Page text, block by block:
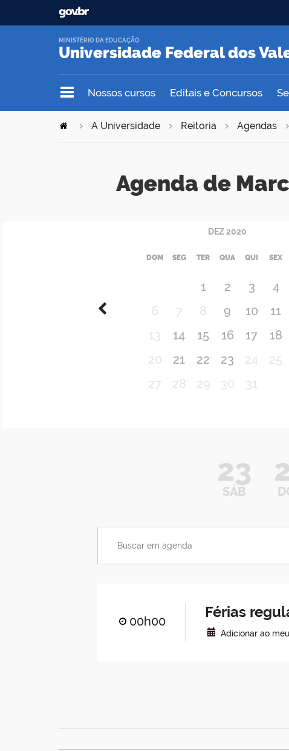
Universidade Federal dos
MINISTÉRIO DA EDUCAÇÃO
Nossos cursos Editais e Concursos
A Universidade Reitoria Agendas
Agenda de
DEZ2020
DOM SEG TER QUA QUI SEX
1 2 3 4
6
7 8 9 10 11
13
14 15 16 17 18
20
21 22 23 24 25
27
28 29 30 31
23
SÁB
00h00
Férias
Adicionar ao